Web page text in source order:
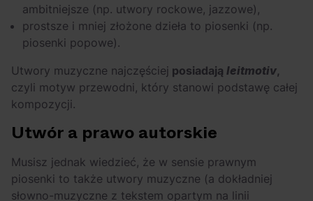
ambitniejsze (np. utwory rockowe, jazzowe),
prostsze i mniej złożone dzieła to piosenki (np.
piosenki popowe).
Utwory muzyczne najczęściej posiadają leitmotiv
czyli motyw przewodni, który stanowi podstawę całej
kompozycji.
Utwór a prawo autorskie
Musisz jednak wiedzieć, że w sensie prawnym
piosenki to także utwory muzyczne (a dokładniej
słowno-muzyczne z tekstem opartym na linii